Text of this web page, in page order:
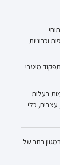
וכרוניות
מיטבי
בעלות
עצבים, כלי
רחב של